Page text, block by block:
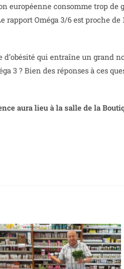
européenne consomme trop de
rapport Oméga 3/6 est proche
d’obésité qui entraîne un grand
3 ? Bien des réponses à ces
aura lieu à la salle de la